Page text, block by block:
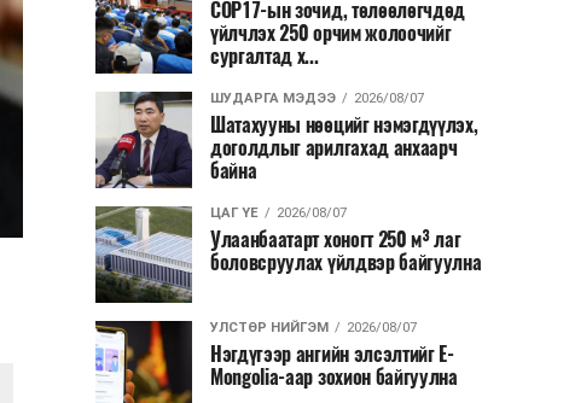
COP17-ын зочид, төлөөлөгчдөд
үйлчлэх 250 орчим жолоочийг
сургалтад х...
ШУДАРГА МЭДЭЭ 2026/08/07
Шатахууны нөөцийг нэмэгдүүлэх,
доголдлыг арилгахад анхаарч
байна
ЦАГ ҮЕ 2026/08/07
Улаанбаатарт хоногт 250 м³ лаг
боловсруулах үйлдвэр байгуулна
УЛСТӨР НИЙГЭМ 2026/08/07
Нэгдүгээр ангийн элсэлтийг E-
Mongolia-аар зохион байгуулна